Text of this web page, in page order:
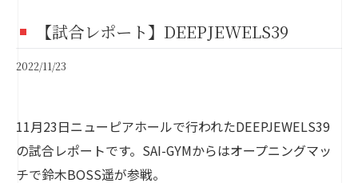
【試合レポート】DEEPJEWELS39
2022/11/23
11月23日ニューピアホールで行われたDEEPJEWELS39
の試合レポートです。SAI-GYMからはオープニングマッ
チで鈴木BOSS遥が参戦。